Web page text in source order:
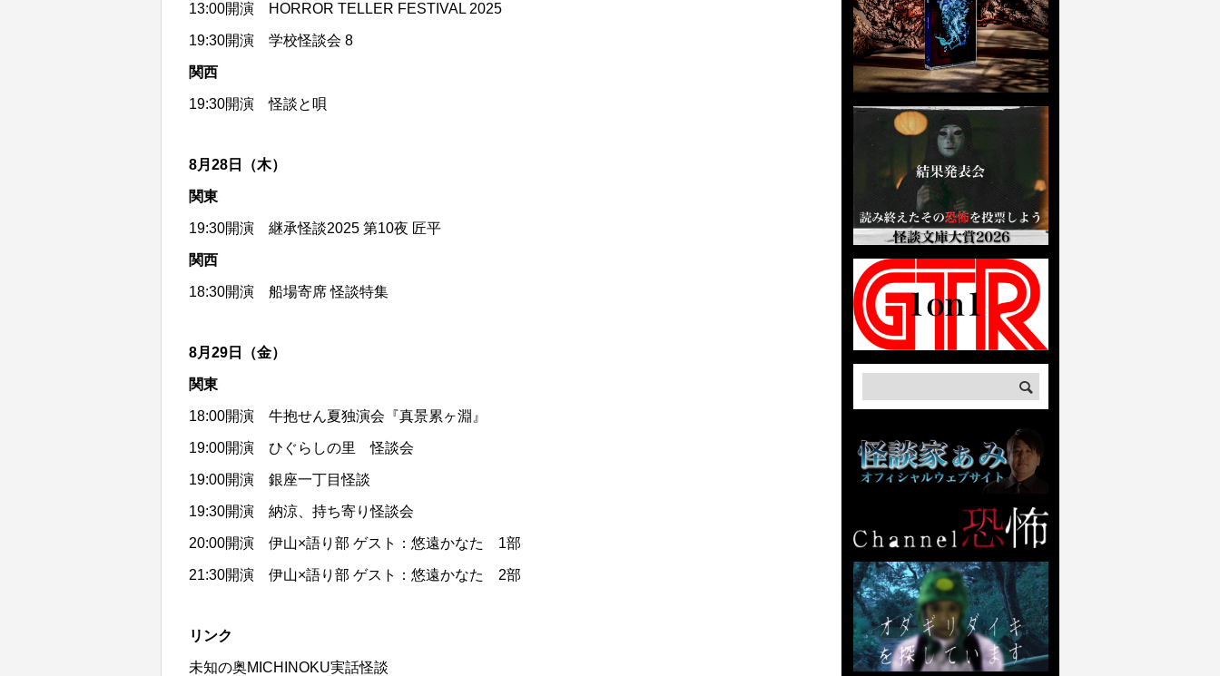
13:00開演 HORROR TELLER FESTIVAL 2025
19:30開演 学校怪談会 8
関西
19:30開演怪談と唄
8月28日（木）
関東
19:30開演 継承怪談2025 第10夜 匠平
関西
18:30開演 船場寄席 怪談特集
8月29日（金）
関東
18:00開演 牛抱せん夏独演会『真景累ヶ淵』
19:00開演 ひぐらしの里 怪談会
19:00開演 銀座一丁目怪談
19:30開演 納涼、持ち寄り怪談会
20:00開演 伊山×語り部 ゲスト：悠遠かなた 1部
21:30開演 伊山×語り部 ゲスト：悠遠かなた 2部
リンク
未知の奥MICHINOKU実話怪談